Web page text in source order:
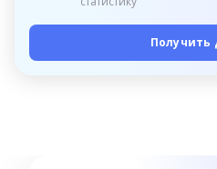
Получить